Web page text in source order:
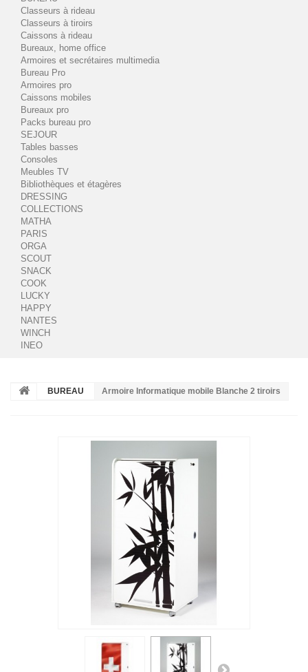
Classeurs à rideau
Classeurs à tiroirs
Caissons à rideau
Bureaux, home office
Armoires et secrétaires multimedia
Bureau Pro
Armoires pro
Caissons mobiles
Bureaux pro
Packs bureau pro
SEJOUR
Tables basses
Consoles
Meubles TV
Bibliothèques et étagères
DRESSING
COLLECTIONS
MATHA
PARIS
ORGA
SCOUT
SNACK
COOK
LUCKY
HAPPY
NANTES
WINCH
INEO
BUREAU Armoire Informatique mobile Blanche 2 tiroirs